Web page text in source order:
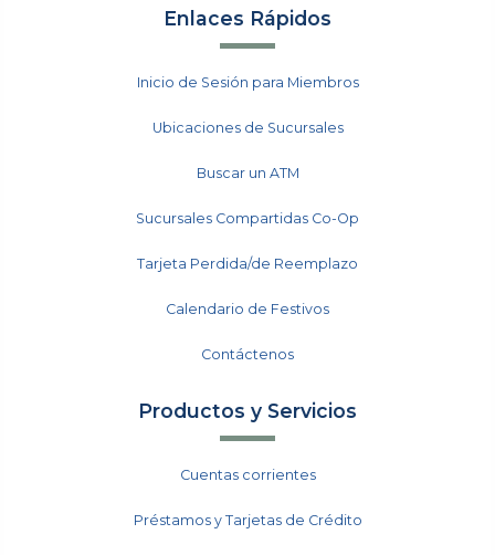
Enlaces Rápidos
Inicio de Sesión para Miembros
Ubicaciones de Sucursales
Buscar un ATM
Sucursales Compartidas Co-Op
Tarjeta Perdida/de Reemplazo
Calendario de Festivos
Contáctenos
Productos y Servicios
Cuentas corrientes
Préstamos y Tarjetas de Crédito